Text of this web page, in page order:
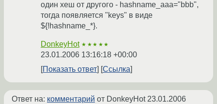
один хеш от другого - hashname_aaa="bbb",
тогда появляется "keys" в виде
${!hashname_*}.
DonkeyHot ★★★★★
23.01.2006 13:16:18 +00:00
Показать ответ
Ссылка
Ответ на: комментарий от DonkeyHot23.01.2006